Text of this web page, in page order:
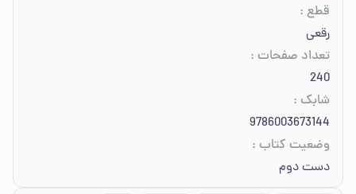
قطع :
رقعی
تعداد صفحات :
240
شابک :
9786003673144
وضعیت کتاب :
دست دوم